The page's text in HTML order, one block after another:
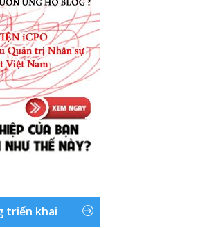
triển khai